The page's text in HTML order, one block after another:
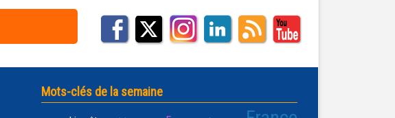
Mots-clés de la semaine